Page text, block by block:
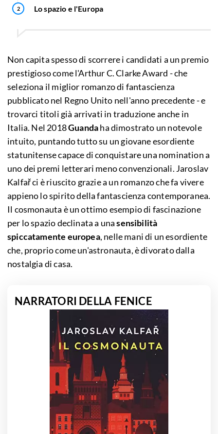
Lo spazio e l'Europa
Non capita spesso di scorrere i candidati a un premio
prestigioso come l'Arthur C. Clarke Award - che
seleziona il miglior romanzo di fantascienza
pubblicato nel Regno Unito nell'anno precedente - e
trovarci titoli già arrivati in traduzione anche in
Italia. Nel 2018Guandaha dimostrato un notevole
intuito, puntando tutto su un giovane esordiente
statunitense capace di conquistare una nomination a
uno dei premi letterari meno convenzionali. Jaroslav
Kalfař ci è riuscito grazie a un romanzo che fa vivere
appieno lo spirito della fantascienza contemporanea.
Il cosmonauta è un ottimo esempio di fascinazione
per lo spazio declinata a unasensibilità
spiccatamente europea, nelle mani di un esordiente
che, proprio come un'astronauta, è divorato dalla
nostalgia di casa.
NARRATORI DELLA FENICE